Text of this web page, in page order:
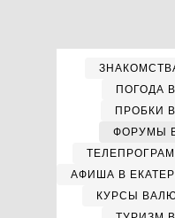
ПОГОДА
ПРОБКИ
ФОРУМЫ
АФИША В
КУРСЫ